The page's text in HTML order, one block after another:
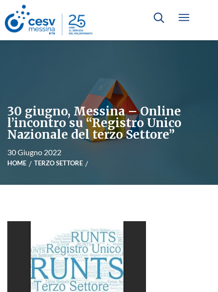
30 giugno, Messina – Online
l’incontro su “Registro Unico
Nazionale del terzo Settore”
30 Giugno 2022
HOME TERZO SETTORE